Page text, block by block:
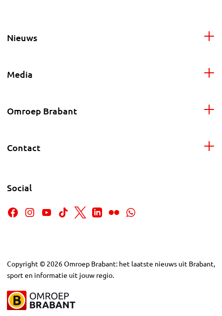
Nieuws
Media
Omroep Brabant
Contact
Social
Copyright © 2026Omroep Brabant: het laatste nieuws uit Brabant,
sport en informatie uit jouw regio.